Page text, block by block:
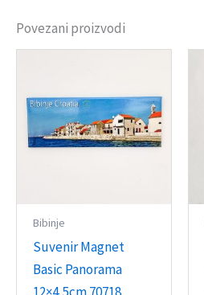
Povezani proizvodi
Bibinje
Suvenir Magnet
Basic Panorama